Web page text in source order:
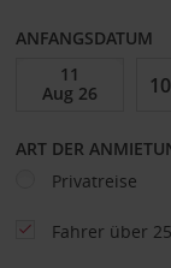
ANFANGSDATUM
ART DER
Privatreise
Fahrer über 25